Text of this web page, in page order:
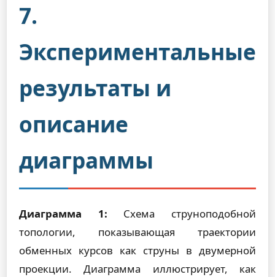
7.
Экспериментальные
результаты и
описание
диаграммы
Диаграмма 1: Схема струноподобной
топологии, показывающая траектории
обменных курсов как струны в двумерной
проекции. Диаграмма иллюстрирует, как